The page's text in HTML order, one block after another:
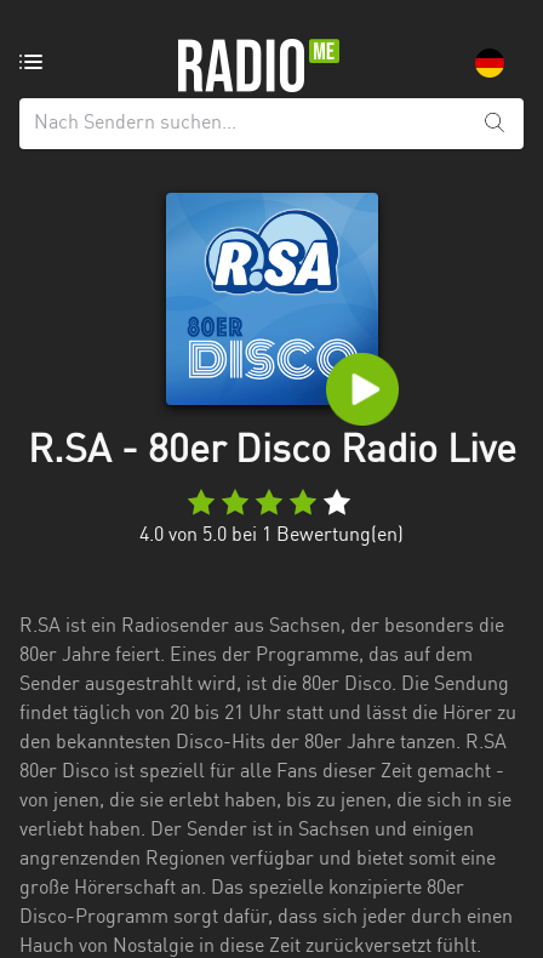
aus:
Alle
Bremen
Niedersachsen
Nordrhein-
Westfalen
Rheinland-
Saarland
Sachsen
R.SA - 80er Disco Radio Live
4.0 von 5.0 bei 1 Bewertung(en)
R.SA ist ein Radiosender aus Sachsen, der besonders die
80er Jahre feiert. Eines der Programme, das auf dem
Sender ausgestrahlt wird, ist die 80er Disco. Die Sendung
findet täglich von 20 bis 21 Uhr statt und lässt die Hörer zu
den bekanntesten Disco-Hits der 80er Jahre tanzen. R.SA
80er Disco ist speziell für alle Fans dieser Zeit gemacht -
von jenen, die sie erlebt haben, bis zu jenen, die sich in sie
verliebt haben. Der Sender ist in Sachsen und einigen
angrenzenden Regionen verfügbar und bietet somit eine
große Hörerschaft an. Das spezielle konzipierte 80er
Disco-Programm sorgt dafür, dass sich jeder durch einen
Hauch von Nostalgie in diese Zeit zurückversetzt fühlt.